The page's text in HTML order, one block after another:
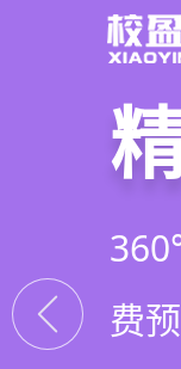
以
复
线
析
费
集
具